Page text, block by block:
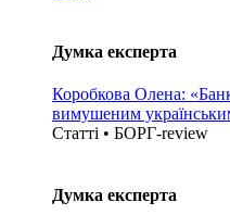
Думка експерта
Коробкова Олена:
вимушеним
Статті • БОРГ-review
Думка експерта